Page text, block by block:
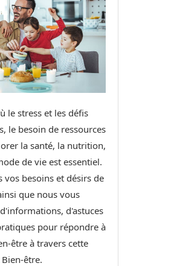
le stress et les défis
le besoin de ressources
la santé, la nutrition,
de vie est essentiel.
vos besoins et désirs de
que nous vous
d'astuces
pour répondre à
être à travers cette
être.